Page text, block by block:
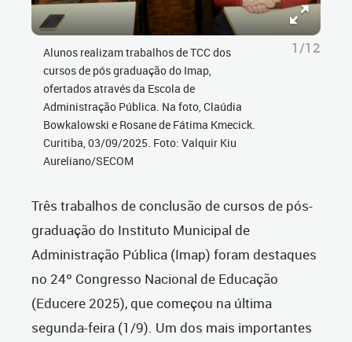
Alunos realizam trabalhos de TCC dos
cursos de pós graduação do Imap,
ofertados através da Escola de
Administração Pública. Na foto, Claúdia
Bowkalowski e Rosane de Fátima Kmecick.
Curitiba, 03/09/2025. Foto: Valquir Kiu
Aureliano/SECOM
1/12
Três trabalhos de conclusão de cursos de pós-
graduação do Instituto Municipal de
Administração Pública (Imap) foram destaques
no 24º Congresso Nacional de Educação
(Educere 2025), que começou na última
segunda-feira (1/9). Um dos mais importantes